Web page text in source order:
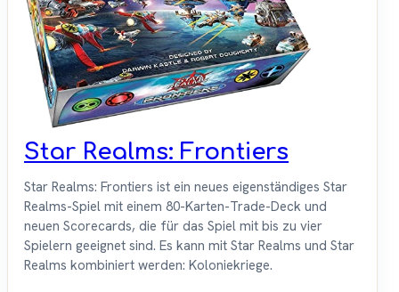
Star Realms: Frontiers
Star Realms: Frontiers ist ein neues eigenständiges Star
Realms-Spiel mit einem 80-Karten-Trade-Deck und
neuen Scorecards, die für das Spiel mit bis zu vier
Spielern geeignet sind. Es kann mit Star Realms und Star
Realms kombiniert werden: Koloniekriege.